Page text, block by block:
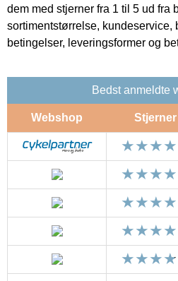
dem med stjerner fra 1 til 5 ud fra
sortimentstørrelse, kundeservice,
betingelser, leveringsformer og
Bedst anmeldte
Webshop Stjerner